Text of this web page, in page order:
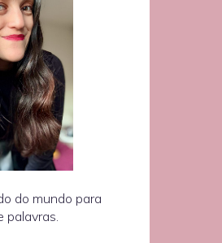
do mundo para
palavras.